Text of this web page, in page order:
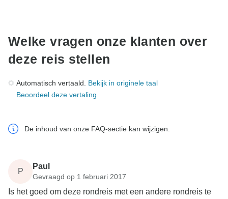
Welke vragen onze klanten over
deze reis stellen
Automatisch vertaald. Bekijk in originele taal
Beoordeel deze vertaling
De inhoud van onze FAQ-sectie kan wijzigen.
P
Paul
Gevraagd op 1 februari 2017
Is het goed om deze rondreis met een andere rondreis te